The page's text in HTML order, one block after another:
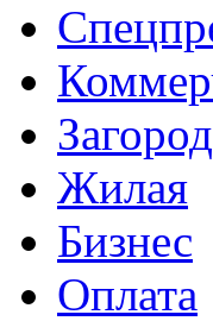
Жилая
Бизнес
Оплата